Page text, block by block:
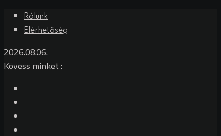
Skip
Rólunk
Elérhetőség
2026.08.06.
Kövess minket :